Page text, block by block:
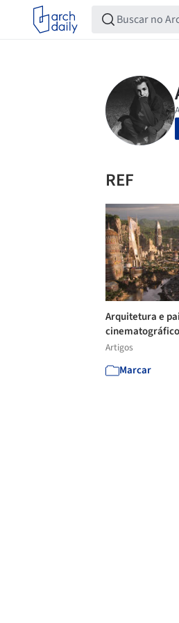
REF
Arquitetura e
Artigos
Marcar